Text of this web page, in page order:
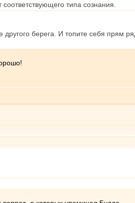
типа сознания.
берега. И топите себя прям